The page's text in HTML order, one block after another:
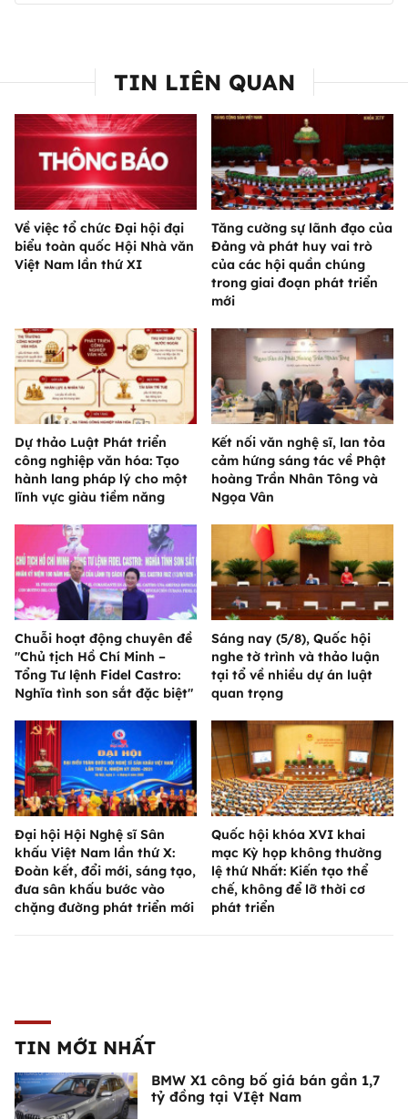
TIN LIÊN QUAN
Về việc tổ chức Đại hội đại
biểu toàn quốc Hội Nhà văn
Việt Nam lần thứ XI
Tăng cường sự lãnh đạo của
Đảng và phát huy vai trò
của các hội quần chúng
trong giai đoạn phát triển
mới
Dự thảo Luật Phát triển
công nghiệp văn hóa: Tạo
hành lang pháp lý cho một
lĩnh vực giàu tiềm năng
Kết nối văn nghệ sĩ, lan tỏa
cảm hứng sáng tác về Phật
hoàng Trần Nhân Tông và
Ngọa Vân
Chuỗi hoạt động chuyên đề
"Chủ tịch Hồ Chí Minh –
Tổng Tư lệnh Fidel Castro:
Nghĩa tình son sắt đặc biệt"
Sáng nay (5/8), Quốc hội
nghe tờ trình và thảo luận
tại tổ về nhiều dự án luật
quan trọng
Đại hội Hội Nghệ sĩ Sân
khấu Việt Nam lần thứ X:
Đoàn kết, đổi mới, sáng tạo,
đưa sân khấu bước vào
chặng đường phát triển mới
Quốc hội khóa XVI khai
mạc Kỳ họp không thường
lệ thứ Nhất: Kiến tạo thể
chế, không để lỡ thời cơ
phát triển
TIN MỚI NHẤT
BMW X1 công bố giá bán gần 1,7
tỷ đồng tại VIệt Nam